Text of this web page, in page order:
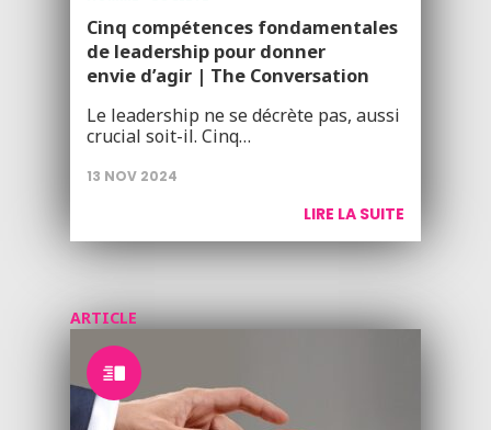
Cinq compétences fondamentales
de leadership pour donner
envie d’agir | The Conversation
Le leadership ne se décrète pas, aussi
crucial soit-il. Cinq…
13 NOV 2024
LIRE LA SUITE
ARTICLE